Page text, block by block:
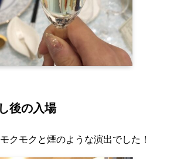
後の入場
クモクと煙のような演出でした！